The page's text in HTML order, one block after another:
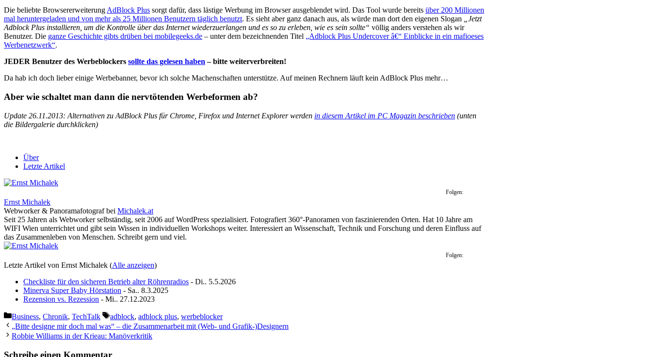
Die beliebte BrowsererweiterungAdBlock Plus sorgt dafür, dass lästige Werbung im Browser ausgeblendet wird. Das Tool wurde bereits über 200 Millionen
mal heruntergeladen und von mehr als 25 Millionen Benutzern täglich benutzt. Es sieht aber ganz danach aus, als würde man dort den eigenen Slogan „Jetzt
Adblock Plus installieren, um die Kontrolle über das Internet wiederzuerlangen und es so zu erleben, wie es sein sollte“ völlig anders verstehen als wir
Benutzer. Die ganze Geschichte gibts drüben bei mobilegeeks.de – unter dem bezeichnenden Titel „Adblock Plus Undercover â€“ Einblicke in ein mafioeses
Werbenetzwerk“.
JEDER Benutzer des Werbeblockers sollte das gelesen haben– bitte weiterverbreiten!
Da hab ich doch lieber einige Werbebanner, bevor ich solche Machenschaften unterstütze. Auf meinen Rechnern läuft kein AdBlock Plus mehr…
Aber wie schaltet man dann die nervtötenden Werbeformen ab?
Update 26.11.2013: Alternativen zu AdBlock Plus für Chrome, Firefox und Internet Explorer werden in diesem Artikel im PC Magazin beschrieben (unten
die Bildergalerie durchklicken)
Über
Letzte Artikel
Folgen:
Ernst Michalek
Webworker & Panoramafotografbei Michalek.at
Seit 25 Jahren als Webworker selbständig, seit 2006 auf WordPress spezialisiert. Fotografiert 360°-Panoramen von faszinierenden Orten. Hat 10 Jahre am
WIFI Wien unterrichtet und gibt sein Wissen in individuellen Workshops weiter. Interessiert an Wissenschaft, Technik und Forschung und deren Einfluss auf
das Zusammenleben von Menschen. Schreibt gern und viel.
Folgen:
Letzte Artikel von Ernst Michalek (Alle anzeigen)
Checkliste für den sicheren Betrieb alter Röhrenradios - Di.. 5.5.2026
Minerva Super Baby Hörstation - Sa.. 8.3.2025
Rezension vs. Rezession - Mi.. 27.12.2023
Kategorien
Business, Chronik, TechTalk Schlagwörter
adblock, adblock plus, werbeblocker
„Bitte designe mir doch mal was“ – die Zusammenarbeit mit (Web- und Grafik-)Designern
Robbie Williams in der Krieau: Manöverkritik
Schreibe einen Kommentar